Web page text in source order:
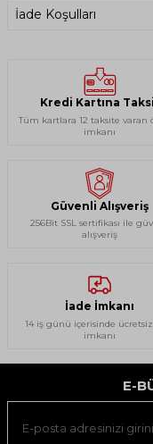
İade Koşulları
Kredi Kartına
Tüm kartlara 12 taksite varan
imkanı
Güvenli Alışveriş
256Bit SSL sertifikası ile
alışveriş
İade İmkanı
14 iş günü içerisinde
imkanı
E-